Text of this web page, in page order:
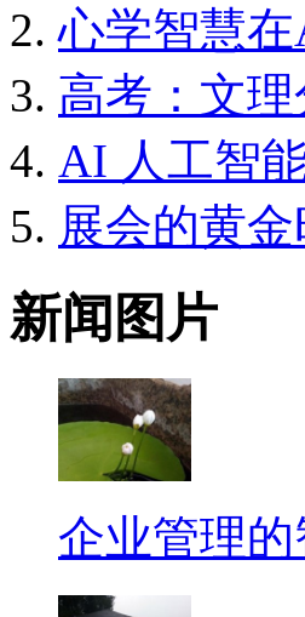
心学智慧
高考：文
AI 人工智
展会的黄
新闻图片
企业管理